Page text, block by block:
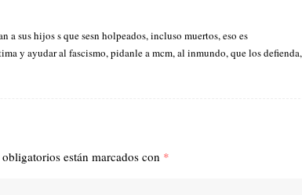
a sus hijos s que sesn holpeados, incluso muertos, eso es
y ayudar al fascismo, pidanle a mcm, al inmundo, que los defienda,
están marcados con *